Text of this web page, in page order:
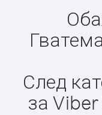
След
за